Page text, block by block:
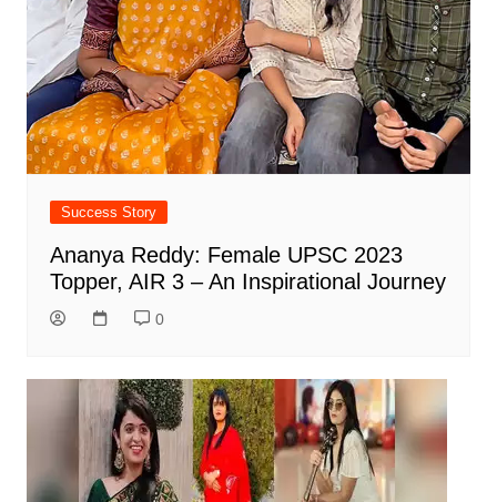
Success Story
Ananya Reddy: Female UPSC 2023
Topper, AIR 3 – An Inspirational Journey
0